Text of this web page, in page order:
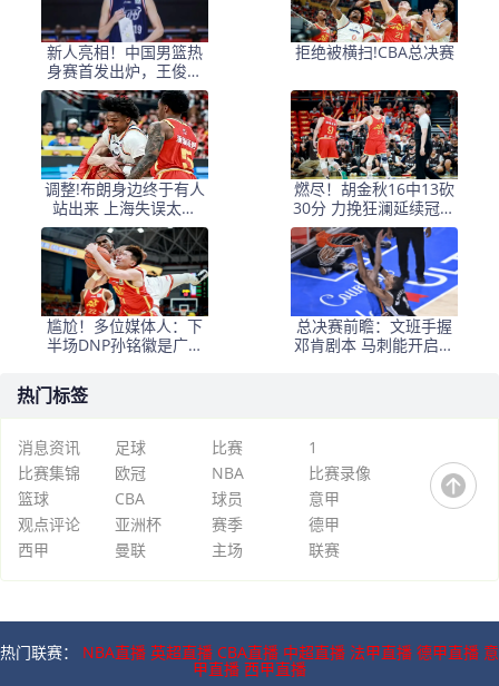
新人亮相！中国男篮热
身赛首发出炉，王俊杰
领衔+徐昕坐镇禁区
拒绝被横扫!CBA总决赛
调整!布朗身边终于有人
站出来 上海失误太多
+犯规困扰
燃尽！胡金秋16中13砍
30分 力挽狂澜延续冠军
悬念
尴尬！多位媒体人：下
半场DNP孙铭徽是广厦
总决赛前瞻：文班手握
邓肯剧本 马刺能开启新
热门标签
消息资讯 足球 比赛
1
比赛集锦
欧冠 NBA
比赛录像
篮球
CBA 球员
意甲
观点评论
亚洲杯 赛季
德甲
西甲
曼联 主场 联赛
热门联赛： NBA直播 英超直播 CBA直播 中超直播 法甲直播 德甲直播 意
甲直播 西甲直播